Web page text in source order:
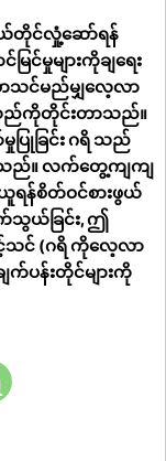
တိုင်လှုံ့ဆော်ရန်
င်မှုများကိုချရေး
သင်မည်မျှလေ့လာ
ကိုတိုင်းတာသည်။
ပြုခြင်း ဂရိ သည်
ည်။ လက်တွေ့ကျကျ
ရန်စိတ်ဝင်စားဖွယ်
က်သွယ်ခြင်း, ဤ
င့်သင် (ဂရိ ကိုလေ့လာ
က်ပန်းတိုင်များကို